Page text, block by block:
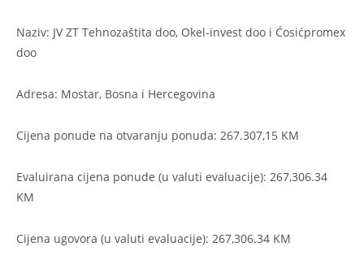
Naziv: JV ZT Tehnozaštita doo, Okel-invest doo i Ćosićpromex
doo
Adresa: Mostar, Bosna i Hercegovina
Cijena ponude na otvaranju ponuda: 267.307,15 KM
Evaluirana cijena ponude (u valuti evaluacije): 267,306.34
KM
Cijena ugovora (u valuti evaluacije): 267,306.34 KM